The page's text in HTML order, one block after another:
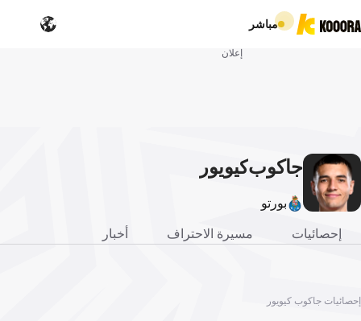
مباشر
إعلان
جاكوبكيويور
بورتو
إحصائيات مسيرة الاحتراف أخبار
إحصائيات جاكوب كيويور